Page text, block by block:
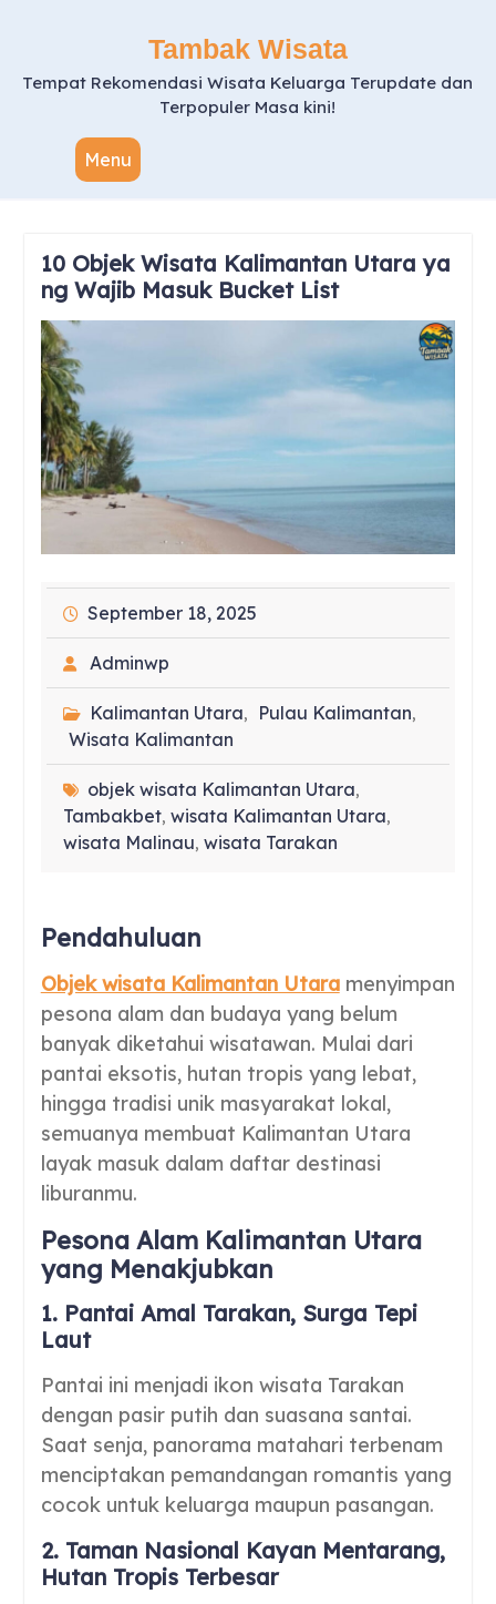
Tambak Wisata
Tempat Rekomendasi Wisata Keluarga Terupdate dan
Terpopuler Masa kini!
Menu
10 Objek Wisata Kalimantan Utara ya
ng Wajib Masuk Bucket List
September 18, 2025
Adminwp
Kalimantan Utara, Pulau Kalimantan,
Wisata Kalimantan
objek wisata Kalimantan Utara,
Tambakbet, wisata Kalimantan Utara,
wisata Malinau, wisata Tarakan
Pendahuluan
Objek wisata Kalimantan Utaramenyimpan
pesona alam dan budaya yang belum
banyak diketahui wisatawan. Mulai dari
pantai eksotis, hutan tropis yang lebat,
hingga tradisi unik masyarakat lokal,
semuanya membuat Kalimantan Utara
layak masuk dalam daftar destinasi
liburanmu.
Pesona Alam Kalimantan Utara
yang Menakjubkan
1. Pantai Amal Tarakan, Surga Tepi
Laut
Pantai ini menjadi ikon wisata Tarakan
dengan pasir putih dan suasana santai.
Saat senja, panorama matahari terbenam
menciptakan pemandangan romantis yang
cocok untuk keluarga maupun pasangan.
2. Taman Nasional Kayan Mentarang,
Hutan Tropis Terbesar